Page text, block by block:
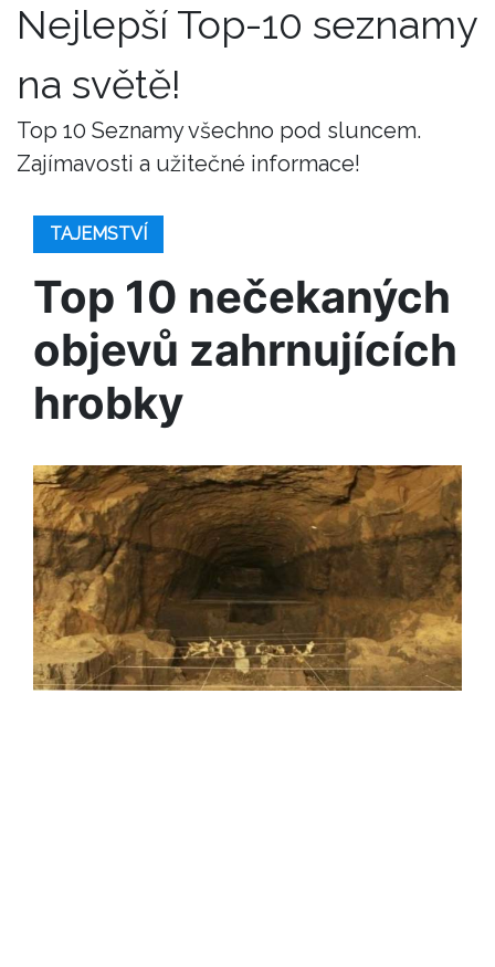
Nejlepší Top-10 seznamy
na světě!
Top 10 Seznamy všechno pod sluncem.
Zajímavosti a užitečné informace!
TAJEMSTVÍ
Top 10 nečekaných
objevů zahrnujících
hrobky